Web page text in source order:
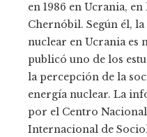
en 1986 en Ucrania,
Chernóbil. Según él,
nuclear en Ucrania es
publicó uno de los
la percepción de la
energía nuclear. La
por el Centro
Internacional de